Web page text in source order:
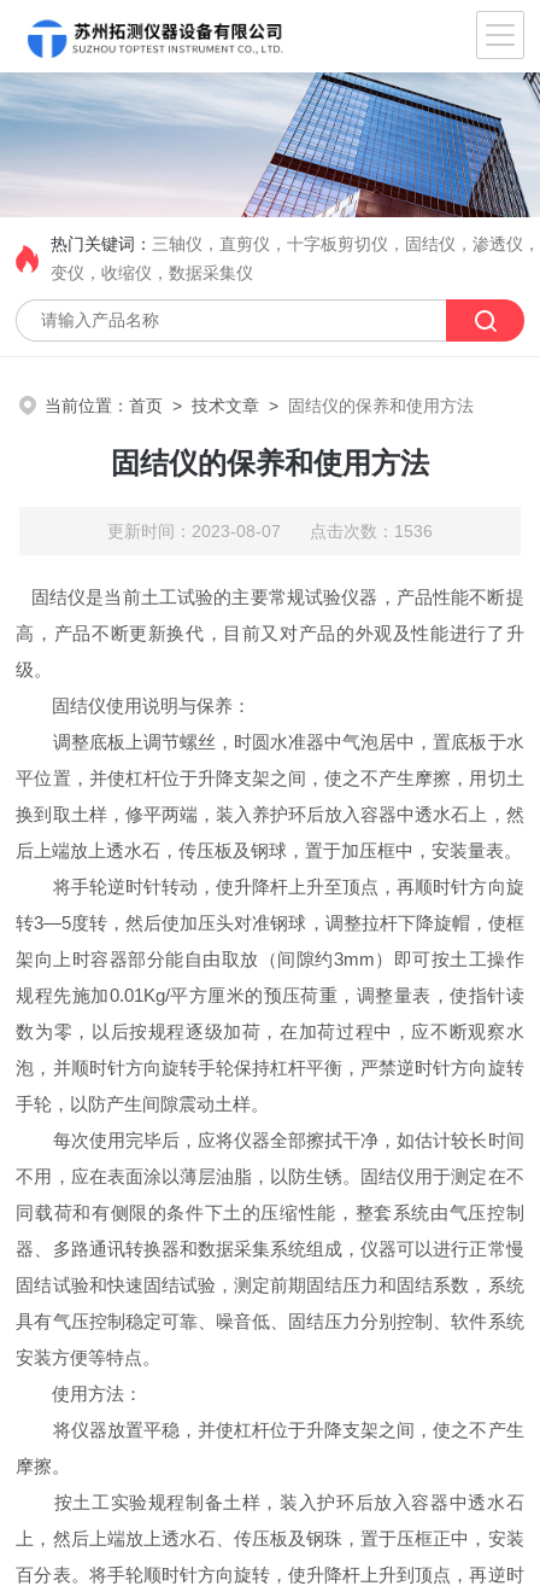
热门关键词： 三轴仪，直剪仪，十字板剪切仪，固结仪，渗透仪
变仪，收缩仪，数据采集仪
当前位置：首页 >技术文章 > 固结仪的保养和使用方法
固结仪的保养和使用方法
更新时间：2023-08-07 点击次数：1536
固结仪是当前土工试验的主要常规试验仪器，产品性能不断提
高，产品不断更新换代，目前又对产品的外观及性能进行了升
级。
固结仪使用说明与保养：
调整底板上调节螺丝，时圆水准器中气泡居中，置底板于水
平位置，并使杠杆位于升降支架之间，使之不产生摩擦，用切土
换到取土样，修平两端，装入养护环后放入容器中透水石上，然
后上端放上透水石，传压板及钢球，置于加压框中，安装量表。
将手轮逆时针转动，使升降杆上升至顶点，再顺时针方向旋
转3—5度转，然后使加压头对准钢球，调整拉杆下降旋帽，使框
架向上时容器部分能自由取放（间隙约3mm）即可按土工操作
规程先施加0.01Kg/平方厘米的预压荷重，调整量表，使指针读
数为零，以后按规程逐级加荷，在加荷过程中，应不断观察水
泡，并顺时针方向旋转手轮保持杠杆平衡，严禁逆时针方向旋转
手轮，以防产生间隙震动土样。
每次使用完毕后，应将仪器全部擦拭干净，如估计较长时间
不用，应在表面涂以薄层油脂，以防生锈。固结仪用于测定在不
同载荷和有侧限的条件下土的压缩性能，整套系统由气压控制
器、多路通讯转换器和数据采集系统组成，仪器可以进行正常慢
固结试验和快速固结试验，测定前期固结压力和固结系数，系统
具有气压控制稳定可靠、噪音低、固结压力分别控制、软件系统
安装方便等特点。
使用方法：
将仪器放置平稳，并使杠杆位于升降支架之间，使之不产生
摩擦。
按土工实验规程制备土样，装入护环后放入容器中透水石
上，然后上端放上透水石、传压板及钢珠，置于压框正中，安装
百分表。将手轮顺时针方向旋转，使升降杆上升到顶点，再逆时